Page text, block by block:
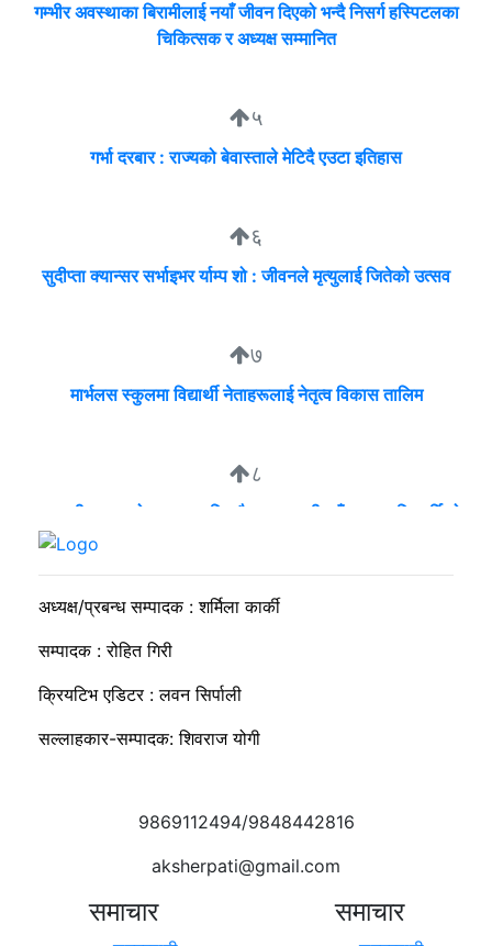
गम्भीर अवस्थाका बिरामीलाई नयाँ जीवन दिएको भन्दै निसर्ग हस्पिटलका
चिकित्सक र अध्यक्ष सम्मानित
५
गर्भा दरबार : राज्यको बेवास्ताले मेटिदै एउटा इतिहास
६
सुदीप्ता क्यान्सर सर्भाइभर र्याम्प शो : जीवनले मृत्युलाई जितेको उत्सव
७
मार्भलस स्कुलमा विद्यार्थी नेताहरूलाई नेतृत्व विकास तालिम
८
व्यवसायी मुन्दडाको घरमा एकाबिहानै खानतलासी, पाँच घन्टापछि फर्कियो
अध्यक्ष/प्रबन्ध सम्पादक : शर्मिला कार्की
सम्पादक : रोहित गिरी
क्रियटिभ एडिटर : लवन सिर्पाली
सल्लाहकार-सम्पादक: शिवराज योगी
9869112494/9848442816
aksherpati@gmail.com
समाचार समाचार